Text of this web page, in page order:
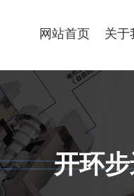
网站首页 关于
开环